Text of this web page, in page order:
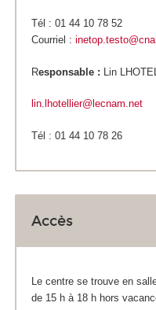
Tél : 01 44 10 78 52
Courriel :
Responsable : Lin
lin.lhotellier@lecnam.net
Tél : 01 44 10 78 26
Accès
Le centre se trouve en
de 15 h à 18 h hors